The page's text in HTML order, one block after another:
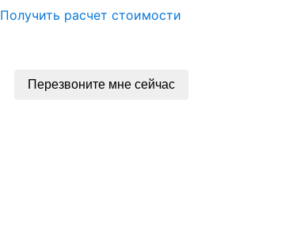
Получить расчет стоимости
Перезвоните мне сейчас